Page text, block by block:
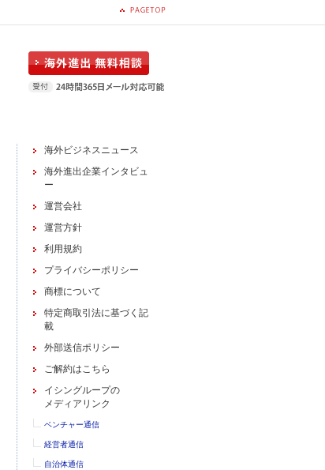
海外ビジネスニュース
海外進出企業インタビュ
ー
運営会社
運営方針
利用規約
プライバシーポリシー
商標について
特定商取引法に基づく記
載
外部送信ポリシー
ご解約はこちら
イシングループの
メディアリンク
ベンチャー通信
経営者通信
自治体通信